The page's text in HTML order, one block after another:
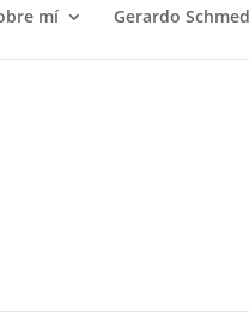
mí Gerardo